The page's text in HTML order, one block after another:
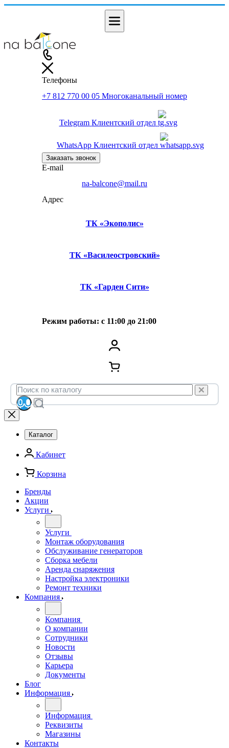
Телефоны
+7 812 770 00 05 Многоканальный номер
Telegram Клиентский отдел
WhatsApp Клиентский отдел
Заказать звонок
E-mail
na-balcone@mail.ru
Адрес
ТК «Экополис»
ТК «Василеостровский»
ТК «Гарден Сити»
Режим работы: с 11:00 до 21:00
Каталог
Кабинет
Корзина
Бренды
Акции
Услуги
Услуги
Монтаж оборудования
Обслуживание генераторов
Сборка мебели
Аренда снаряжения
Настройка электроники
Ремонт техники
Компания
Компания
О компании
Сотрудники
Новости
Отзывы
Карьера
Документы
Блог
Информация
Информация
Реквизиты
Магазины
Контакты